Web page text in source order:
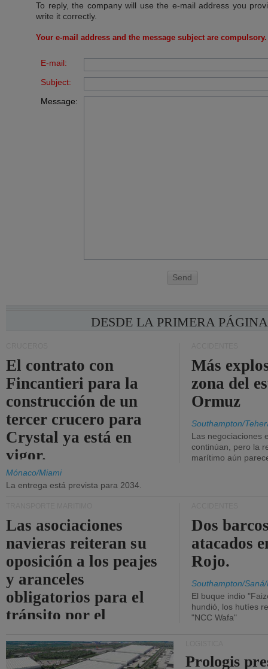
To reply, the company will use the e-mail address you
write it correctly.
Your e-mail address and the message subject are compulsory.
E-mail:
Subject:
Message:
Send
DESDE LA PRIMERA PÁGINA
El contrato con
Fincantieri para la
construcción de un
tercer crucero para
Crystal ya está en
vigor.
Mónaco/Miami
La entrega está prevista para 2034.
Más
zona del
Ormuz
Southampton/
Las negociaciones
continúan, pero la
marítimo aún
Las asociaciones
navieras reiteran su
oposición a los peajes
y aranceles
obligatorios para el
tránsito por el
Dos
atacados
Rojo.
Southampton/
El buque indio
hundió, los hutíes
"NCC Wafa"
Prologis